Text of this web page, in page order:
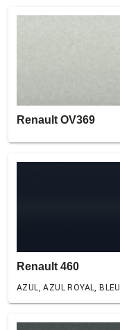
Renault OV369
Renault 460
AZUL, AZUL ROYAL, BLEU